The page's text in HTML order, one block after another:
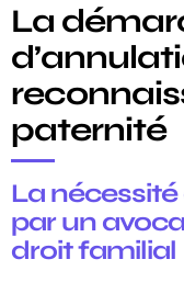
La
paternité
La
par un
droit familial